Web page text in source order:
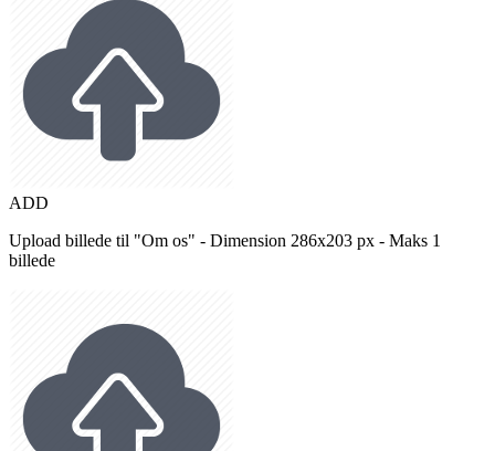
ADD
Upload billede til "Om os" - Dimension 286x203 px - Maks 1
billede